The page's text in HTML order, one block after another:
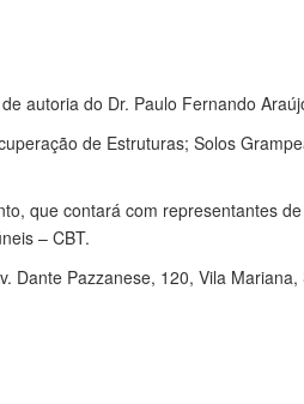
autoria do Dr. Paulo Fernando
de Estruturas; Solos
que contará com representantes de
– CBT.
Dante Pazzanese, 120, Vila Mariana,